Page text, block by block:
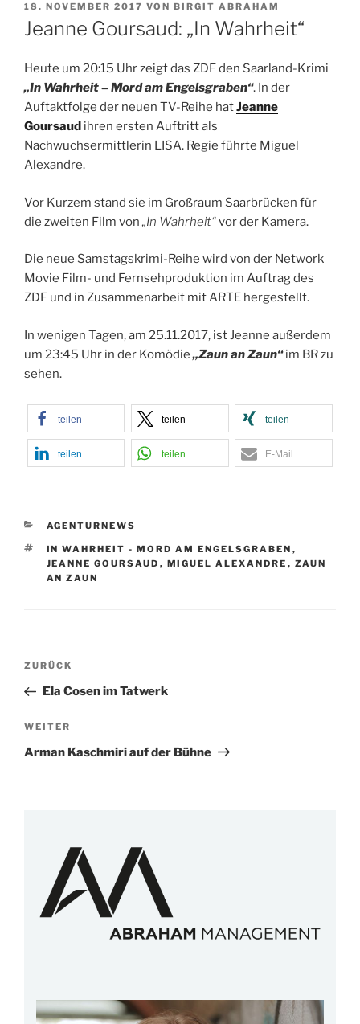
VERÖFFENTLICHT
AM
18. NOVEMBER 2017 VON BIRGIT ABRAHAM
Jeanne Goursaud: „In Wahrheit“
Heute um 20:15 Uhr zeigt das ZDF den Saarland-Krimi
„In Wahrheit – Mord am Engelsgraben“. In der
Auftaktfolge der neuen TV-Reihe hatJeanne
Goursaud ihren ersten Auftritt als
Nachwuchsermittlerin LISA. Regie führte Miguel
Alexandre.
Vor Kurzem stand sie im Großraum Saarbrücken für
die zweiten Film von„In Wahrheit“vor der Kamera.
Die neue Samstagskrimi-Reihe wird von der Network
Movie Film- und Fernsehproduktion im Auftrag des
ZDF und in Zusammenarbeit mit ARTE hergestellt.
In wenigen Tagen, am 25.11.2017, ist Jeanne außerdem
um 23:45 Uhr in der Komödie„Zaun an Zaun“im BR zu
sehen.
teilen teilen teilen
teilen teilen E-Mail
KATEGORIEN
AGENTURNEWS
SCHLAGWÖRTER
IN WAHRHEIT - MORD AM ENGELSGRABEN ,
JEANNE GOURSAUD , MIGUEL ALEXANDRE , ZAUN
AN ZAUN
Beitragsnavigation
Vorheriger
Beitrag
ZURÜCK
Ela Cosen im Tatwerk
Nächster
Beitrag
WEITER
Arman Kaschmiri auf der Bühne